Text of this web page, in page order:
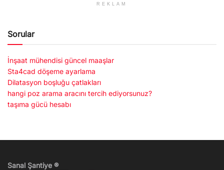
REKLAM
Sorular
İnşaat mühendisi güncel maaşlar
Sta4cad döşeme ayarlama
Dilatasyon boşluğu çatlakları
hangi poz arama aracını tercih ediyorsunuz?
taşıma gücü hesabı
Sanal Şantiye ®